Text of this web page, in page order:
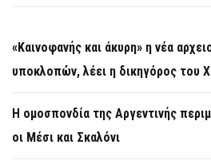
«Καινοφανής και άκυρη» η νέα
υποκλοπών, λέει η δικηγόρος του
Η ομοσπονδία της Αργεντινής
οι Μέσι και Σκαλόνι